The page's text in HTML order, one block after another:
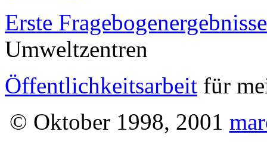
Erste Fragebogenergebnisse
Umweltzentren
Öffentlichkeitsarbeit für
© Oktober 1998, 2001